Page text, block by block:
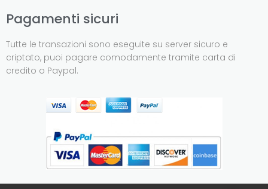
Pagamenti sicuri
Tutte le transazioni sono eseguite su server sicuro e
criptato, puoi pagare comodamente tramite carta di
credito o Paypal.